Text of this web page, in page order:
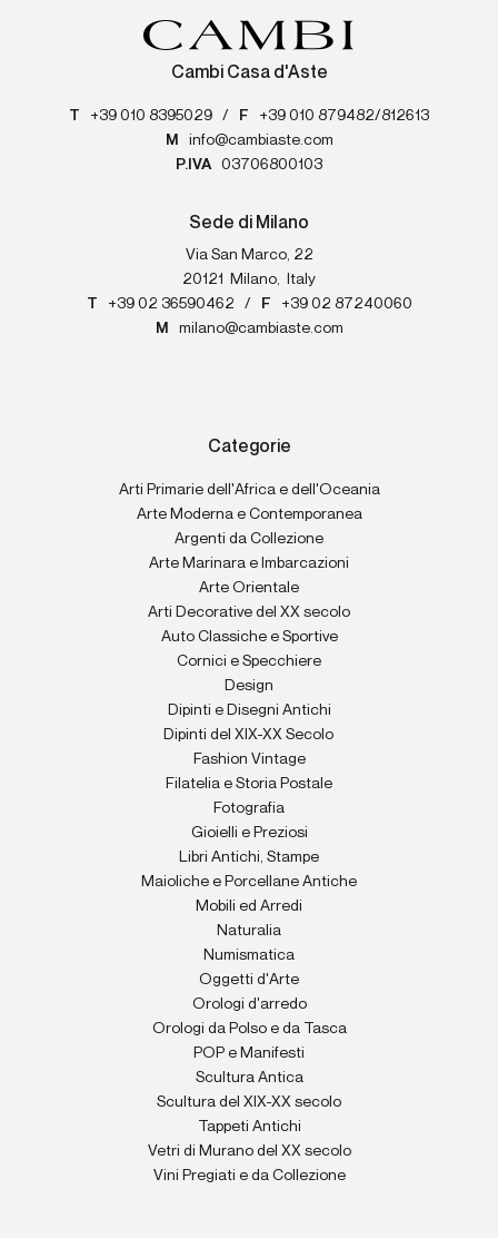
Cambi Casa d'Aste
T +39 010 8395029 / F
+39 010 879482/812613
M
info@cambiaste.com
P.IVA
03706800103
Sede di Milano
Via San Marco, 22
20121
Milano,
Italy
T
+39 02 36590462 / F
+39 02 87240060
M
milano@cambiaste.com
Categorie
Arti Primarie dell'Africa e dell'Oceania
Arte Moderna e Contemporanea
Argenti da Collezione
Arte Marinara e Imbarcazioni
Arte Orientale
Arti Decorative del XX secolo
Auto Classiche e Sportive
Cornici e Specchiere
Design
Dipinti e Disegni Antichi
Dipinti del XIX-XX Secolo
Fashion Vintage
Filatelia e Storia Postale
Fotografia
Gioielli e Preziosi
Libri Antichi, Stampe
Maioliche e Porcellane Antiche
Mobili ed Arredi
Naturalia
Numismatica
Oggetti d'Arte
Orologi d'arredo
Orologi da Polso e da Tasca
POP e Manifesti
Scultura Antica
Scultura del XIX-XX secolo
Tappeti Antichi
Vetri di Murano del XX secolo
Vini Pregiati e da Collezione